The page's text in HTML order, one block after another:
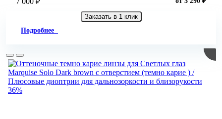
Заказать в 1 клик
Подробнее
36%